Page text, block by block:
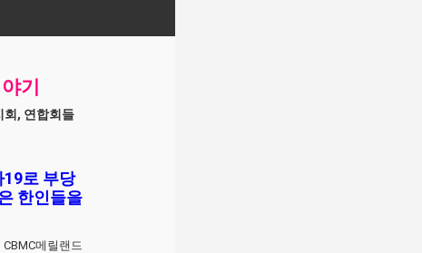
기
회, 연합회들
19로 부당
한인들을
메릴랜드